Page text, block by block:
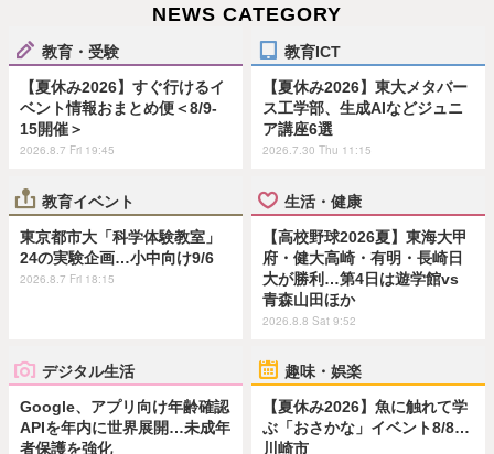
NEWS CATEGORY
教育・受験
【夏休み2026】すぐ行けるイ
ベント情報おまとめ便＜8/9-
15開催＞
2026.8.7 Fri 19:45
教育ICT
【夏休み2026】東大メタバー
ス工学部、生成AIなどジュニ
ア講座6選
2026.7.30 Thu 11:15
教育イベント
東京都市大「科学体験教室」
24の実験企画…小中向け9/6
2026.8.7 Fri 18:15
生活・健康
【高校野球2026夏】東海大甲
府・健大高崎・有明・長崎日
大が勝利…第4日は遊学館vs
青森山田ほか
2026.8.8 Sat 9:52
デジタル生活
Google、アプリ向け年齢確認
APIを年内に世界展開…未成年
者保護を強化
趣味・娯楽
【夏休み2026】魚に触れて学
ぶ「おさかな」イベント8/8…
川崎市